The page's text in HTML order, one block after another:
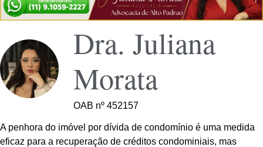
Dra. Juliana
Morata
OAB nº 452157
A penhora do imóvel por dívida de condomínio é uma medida
eficaz para a recuperação de créditos condominiais, mas